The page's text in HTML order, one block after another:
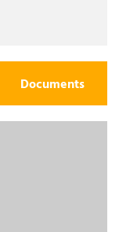
Documents